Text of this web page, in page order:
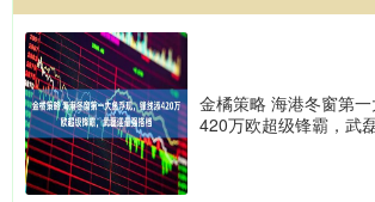
金橘策略 海港冬窗第
420万欧超级锋霸，武